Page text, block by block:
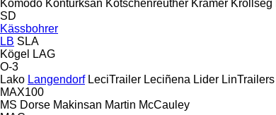
Komodo Konturksan Kotschenreuther Kramer Krollseg
SD
Kässbohrer
LB SLA
Kögel
LAG
O-3
Lako Langendorf LeciTrailer Leciñena Lider LinTrailers
MAX100
MS Dorse Makinsan Martin McCauley